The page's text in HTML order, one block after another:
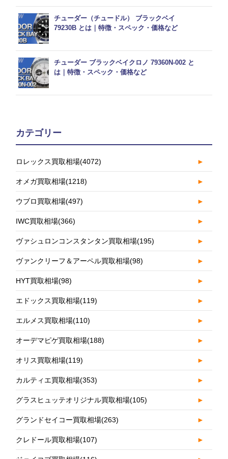
チューダー（チュードル） ブラックベイ
79230B とは｜特徴・スペック・価格など
チューダー ブラックベイクロノ 79360N-002 と
は｜特徴・スペック・価格など
カテゴリー
ロレックス買取相場(4072) ►
オメガ買取相場(1218) ►
ウブロ買取相場(497) ►
IWC買取相場(366) ►
ヴァシュロンコンスタンタン買取相場(195) ►
ヴァンクリーフ＆アーペル買取相場(98) ►
HYT買取相場(98) ►
エドックス買取相場(119) ►
エルメス買取相場(110) ►
オーデマピゲ買取相場(188) ►
オリス買取相場(119) ►
カルティエ買取相場(353) ►
グラスヒュッテオリジナル買取相場(105) ►
グランドセイコー買取相場(263) ►
クレドール買取相場(107) ►